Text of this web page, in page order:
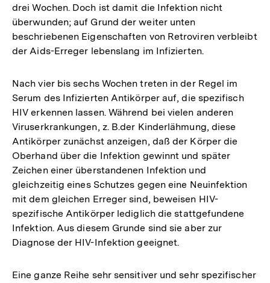
drei Wochen. Doch ist damit die Infektion nicht
überwunden; auf Grund der weiter unten
beschriebenen Eigenschaften von Retroviren verbleibt
der Aids-Erreger lebenslang im Infizierten.
Nach vier bis sechs Wochen treten in der Regel im
Serum des Infizierten Antikörper auf, die spezifisch
HIV erkennen lassen. Während bei vielen anderen
Viruserkrankungen, z. B.der Kinderlähmung, diese
Antikörper zunächst anzeigen, daß der Körper die
Oberhand über die Infektion gewinnt und später
Zeichen einer überstandenen Infektion und
gleichzeitig eines Schutzes gegen eine Neuinfektion
mit dem gleichen Erreger sind, beweisen HIV-
spezifische Antikörper lediglich die stattgefundene
Infektion. Aus diesem Grunde sind sie aber zur
Diagnose der HIV-Infektion geeignet.
Eine ganze Reihe sehr sensitiver und sehr spezifischer